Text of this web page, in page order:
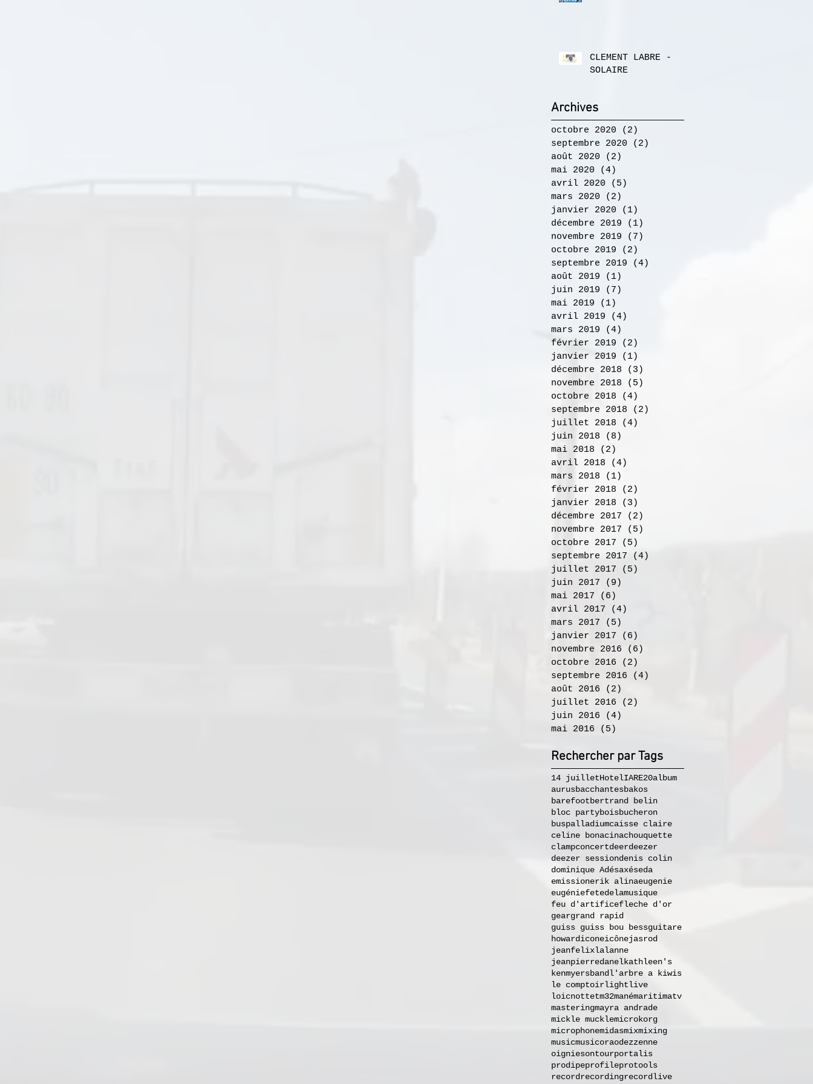
CLEMENT LABRE -
SOLAIRE
Archives
octobre 2020 (2)
septembre 2020
(2)
août 2020
(2)
mai 2020
(4)
avril 2020
(5)
mars 2020
(2)
janvier 2020
(1)
décembre 2019
(1)
novembre 2019
(7)
octobre 2019
(2)
septembre 2019
(4)
août 2019
(1)
juin 2019
(7)
mai 2019
(1)
avril 2019
(4)
mars 2019
(4)
février 2019
(2)
janvier 2019
(1)
décembre 2018
(3)
novembre 2018
(5)
octobre 2018
(4)
septembre 2018
(2)
juillet 2018
(4)
juin 2018
(8)
mai 2018
(2)
avril 2018
(4)
mars 2018
(1)
février 2018
(2)
janvier 2018
(3)
décembre 2017
(2)
novembre 2017
(5)
octobre 2017
(5)
septembre 2017
(4)
juillet 2017
(5)
juin 2017
(9)
mai 2017
(6)
avril 2017
(4)
mars 2017
(5)
janvier 2017
(6)
novembre 2016
(6)
octobre 2016
(2)
septembre 2016
(4)
août 2016
(2)
juillet 2016
(2)
juin 2016
(4)
mai 2016
(5)
Rechercher par Tags
14 juilletHotelIARE20album
aurusbacchantesbakos
barefootbertrand belin
bloc partyboisbucheron
buspalladiumcaisse claire
celine bonacinachouquette
clampconcertdeerdeezer
deezer sessiondenis colin
dominique Adésaxéseda
emissionerik alinaeugenie
eugéniefetedelamusique
feu d'artificefleche d'or
geargrand rapid
guiss guiss bou bessguitare
howardiconeicônejasrod
jeanfelixlalanne
jeanpierredanelkathleen's
kenmyersbandl'arbre a kiwis
le comptoirlightlive
loicnottetm32manémaritimatv
masteringmayra andrade
mickle mucklemicrokorg
microphonemidasmixmixing
musicmusicoraodezzenne
oigniesontourportalis
prodipeprofileprotools
recordrecordingrecordlive